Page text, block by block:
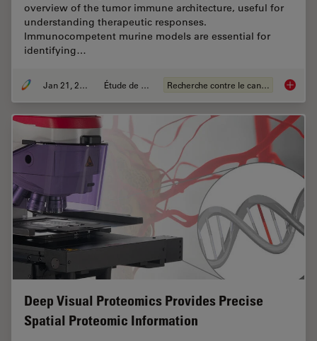
overview of the tumor immune architecture, useful for
understanding therapeutic responses.
Immunocompetent murine models are essential for
identifying…
Jan 21, 2025 Étude de cas Recherche contre le cancer
Deep Visual Proteomics Provides Precise
Spatial Proteomic Information